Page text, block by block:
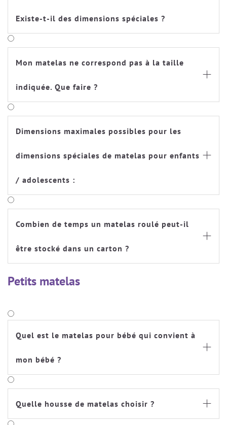
Existe-t-il des dimensions spéciales ?
Mon matelas ne correspond pas à la taille
indiquée. Que faire ?

Dimensions maximales possibles pour les
dimensions spéciales de matelas pour enfants
/ adolescents :

Combien de temps un matelas roulé peut-il
être stocké dans un carton ?

Petits matelas
Quel est le matelas pour bébé qui convient à
mon bébé ?

Quelle housse de matelas choisir ? 